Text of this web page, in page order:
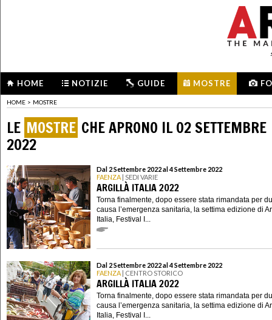
HOME NOTIZIE GUIDE MOSTRE
HOME > MOSTRE
LE MOSTRE CHE APRONO IL 02 SETTEMBRE
2022
Dal 2 Settembre 2022 al 4 Settembre 2022
FAENZA | SEDI VARIE
ARGILLÀ ITALIA 2022
Torna finalmente, dopo essere stata rimandata per
causa l’emergenza sanitaria, la settima edizione di
Italia, Festival I...
Dal 2 Settembre 2022 al 4 Settembre 2022
FAENZA | CENTRO STORICO
ARGILLÀ ITALIA 2022
Torna finalmente, dopo essere stata rimandata per
causa l’emergenza sanitaria, la settima edizione di
Italia, Festival I...